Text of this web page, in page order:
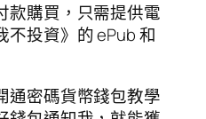
款購買，只需提供電
不投資》的 ePub 和
通密碼貨幣錢包教學